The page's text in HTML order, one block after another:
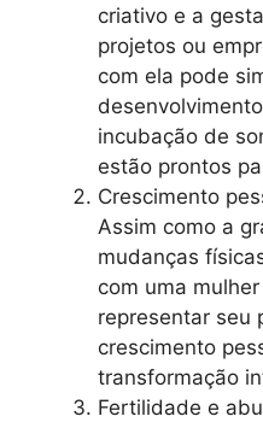
criativo e a
projetos ou
com ela pode
incubação de
estão prontos
Crescimento
Assim como a
mudanças
com uma
representar seu
crescimento
transformação
Fertilidade e